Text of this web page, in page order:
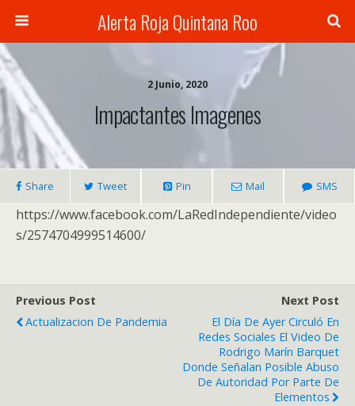
Alerta Roja Quintana Roo
2 Junio, 2020
Impactantes Imagenes
Share Tweet Pin Mail SMS
https://www.facebook.com/LaRedIndependiente/video
s/2574704999514600/
Previous Post
Actualizacion De Pandemia
Next Post
El Día De Ayer Circuló En
Redes Sociales El Video De
Rodrigo Marín Barquet
Donde Señalan Posible Abuso
De Autoridad Por Parte De
Elementos